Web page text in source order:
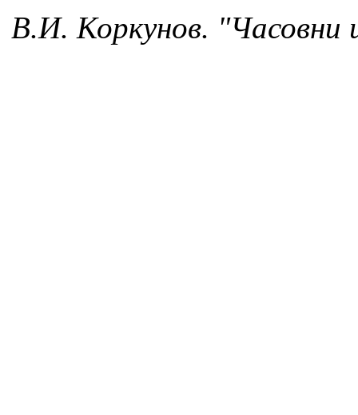
В.И. Коркунов. "Часовни